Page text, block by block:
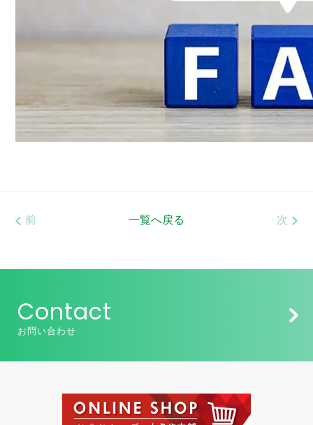
前 一覧へ戻る 次
Contact
お問い合わせ